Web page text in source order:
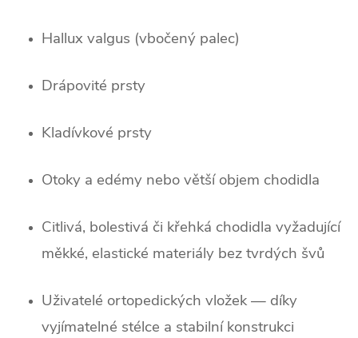
Hallux valgus (vbočený palec)
Drápovité prsty
Kladívkové prsty
Otoky a edémy nebo větší objem chodidla
Citlivá, bolestivá či křehká chodidla vyžadující
měkké, elastické materiály bez tvrdých švů
Uživatelé ortopedických vložek— díky
vyjímatelné stélce a stabilní konstrukci